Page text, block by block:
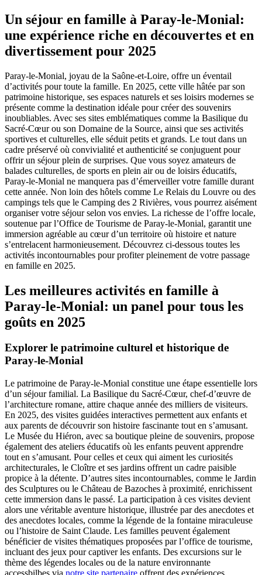
Un séjour en famille à Paray-le-Monial:
une expérience riche en découvertes et en
divertissement pour 2025
Paray-le-Monial, joyau de la Saône-et-Loire, offre un éventail
d’activités pour toute la famille. En 2025, cette ville hâtée par son
patrimoine historique, ses espaces naturels et ses loisirs modernes se
présente comme la destination idéale pour créer des souvenirs
inoubliables. Avec ses sites emblématiques comme la Basilique du
Sacré-Cœur ou son Domaine de la Source, ainsi que ses activités
sportives et culturelles, elle séduit petits et grands. Le tout dans un
cadre préservé où convivialité et authenticité se conjuguent pour
offrir un séjour plein de surprises. Que vous soyez amateurs de
balades culturelles, de sports en plein air ou de loisirs éducatifs,
Paray-le-Monial ne manquera pas d’émerveiller votre famille durant
cette année. Non loin des hôtels comme Le Relais du Louvre ou des
campings tels que le Camping des 2 Rivières, vous pourrez aisément
organiser votre séjour selon vos envies. La richesse de l’offre locale,
soutenue par l’Office de Tourisme de Paray-le-Monial, garantit une
immersion agréable au cœur d’un territoire où histoire et nature
s’entrelacent harmonieusement. Découvrez ci-dessous toutes les
activités incontournables pour profiter pleinement de votre passage
en famille en 2025.
Les meilleures activités en famille à
Paray-le-Monial: un panel pour tous les
goûts en 2025
Explorer le patrimoine culturel et historique de
Paray-le-Monial
Le patrimoine de Paray-le-Monial constitue une étape essentielle lors
d’un séjour familial. La Basilique du Sacré-Cœur, chef-d’œuvre de
l’architecture romane, attire chaque année des milliers de visiteurs.
En 2025, des visites guidées interactives permettent aux enfants et
aux parents de découvrir son histoire fascinante tout en s’amusant.
Le Musée du Hiéron, avec sa boutique pleine de souvenirs, propose
également des ateliers éducatifs où les enfants peuvent apprendre
tout en s’amusant. Pour celles et ceux qui aiment les curiosités
architecturales, le Cloître et ses jardins offrent un cadre paisible
propice à la détente. D’autres sites incontournables, comme le Jardin
des Sculptures ou le Château de Bazoches à proximité, enrichissent
cette immersion dans le passé. La participation à ces visites devient
alors une véritable aventure historique, illustrée par des anecdotes et
des anecdotes locales, comme la légende de la fontaine miraculeuse
ou l’histoire de Saint Claude. Les familles peuvent également
bénéficier de visites thématiques proposées par l’office de tourisme,
incluant des jeux pour captiver les enfants. Des excursions sur le
thème des légendes locales ou de la nature environnante